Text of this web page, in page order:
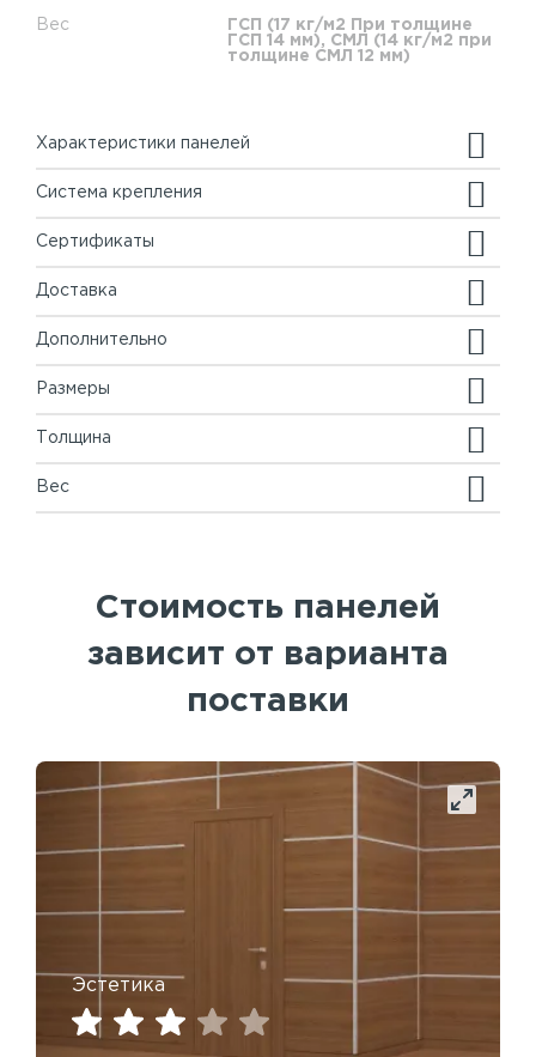
Вес
ГСП (17 кг/м2 При толщине
ГСП 14 мм), СМЛ (14 кг/м2 при
толщине СМЛ 12 мм)
Характеристики панелей
Система крепления
Сертификаты
Доставка
Дополнительно
Размеры
Толщина
Вес
Стоимость панелей
зависит от варианта
поставки
Эстетика